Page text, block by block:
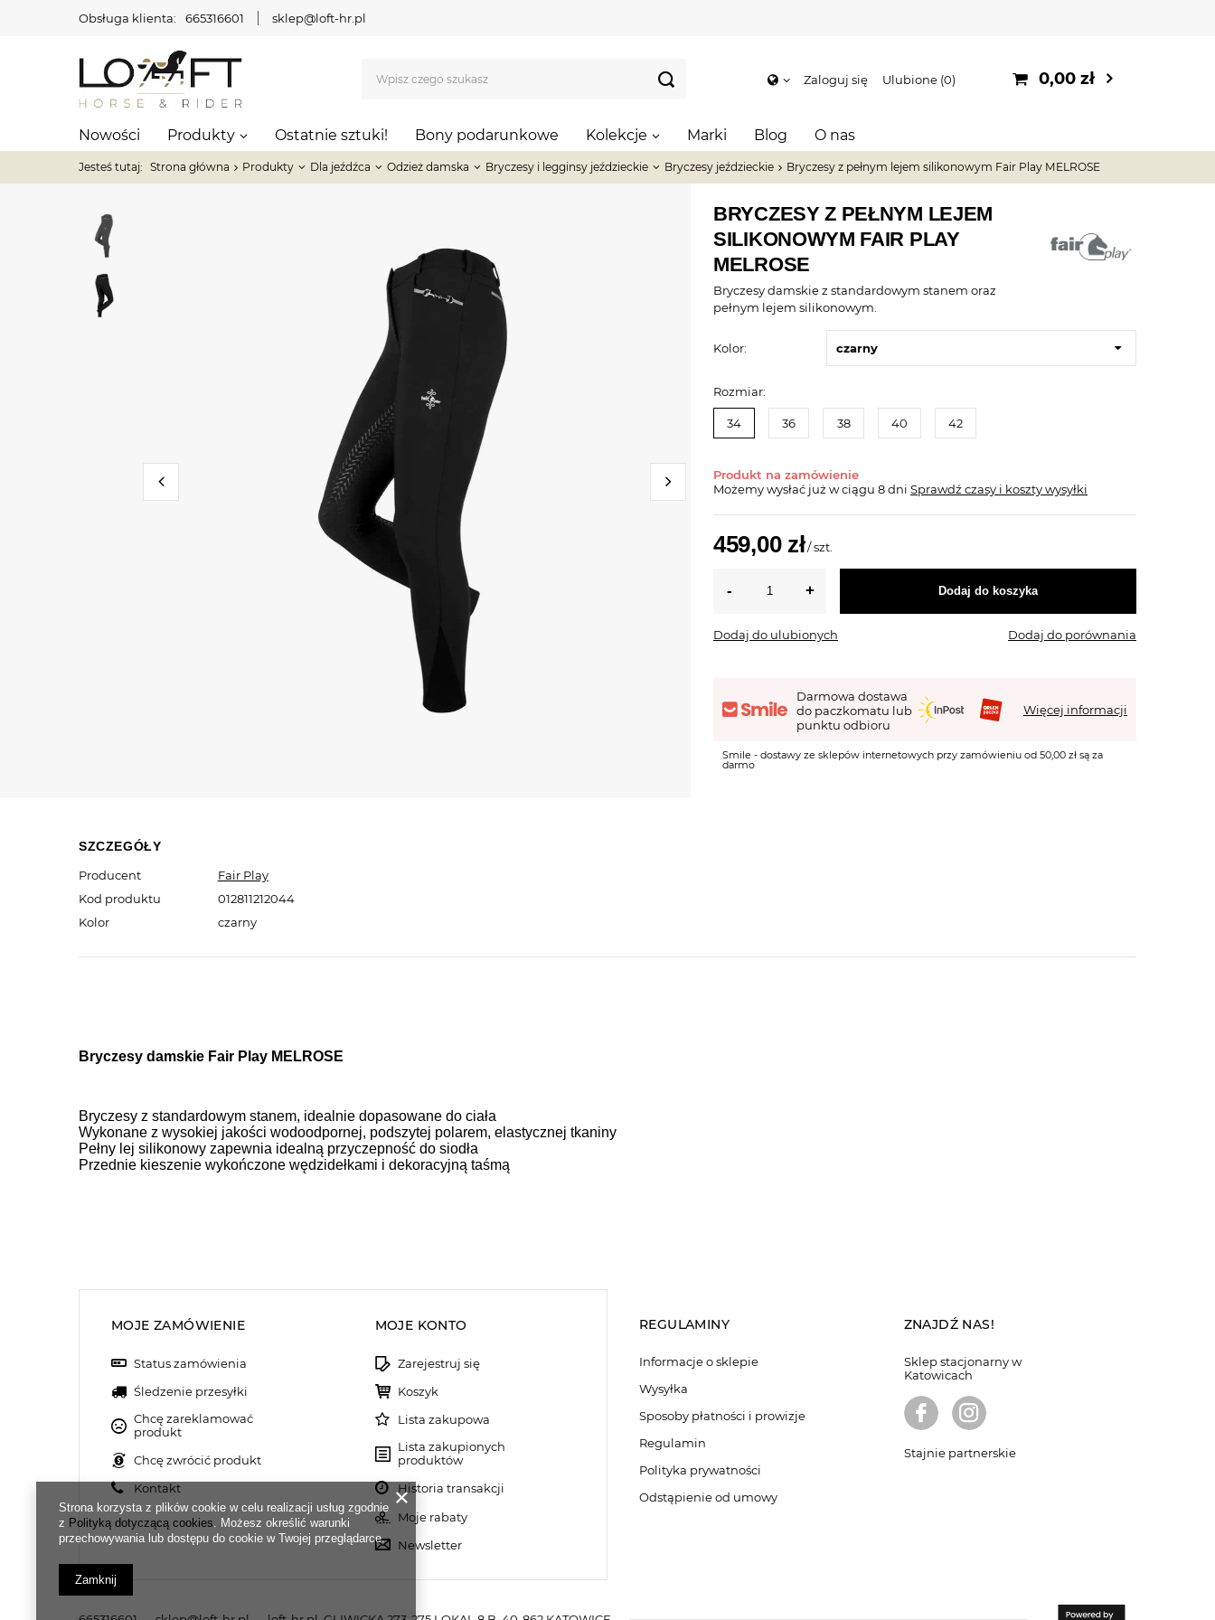
Obsługa klienta: 665316601 sklep@loft-hr.pl
Zaloguj się Ulubione 0 0,00 zł
Nowości Produkty Ostatnie sztuki! Bony podarunkowe Kolekcje Marki Blog O nas
Jesteś tutaj: Strona główna Produkty Dla jeźdźca Odzież damska Bryczesy i legginsy jeździeckie Bryczesy jeździeckie Bryczesy z pełnym lejem silikonowym Fair Play MELROSE
BRYCZESY Z PEŁNYM LEJEM
SILIKONOWYM FAIR PLAY
MELROSE
Bryczesy damskie z standardowym stanem oraz
pełnym lejem silikonowym.
Kolor: czarny
Rozmiar:
34 36 38 40 42
Produkt na zamówienie
Możemy wysłać już w ciągu 8 dni Sprawdź czasy i koszty wysyłki
459,00 zł/szt.
Dodaj do koszyka
Dodaj do ulubionych Dodaj do porównania
Darmowa dostawa
do paczkomatu lub
punktu odbioru
Więcej informacji
Smile - dostawy ze sklepów internetowych przy zamówieniu od 50,00 zł są za
darmo
SZCZEGÓŁY
Producent
Fair Play
Kod produktu
012811212044
Kolor
czarny
Bryczesy damskie Fair Play MELROSE
Bryczesy z standardowym stanem, idealnie dopasowane do ciała
Wykonane z wysokiej jakości wodoodpornej, podszytej polarem, elastycznej tkaniny
Pełny lej silikonowy zapewnia idealną przyczepność do siodła
Przednie kieszenie wykończone wędzidełkami i dekoracyjną taśmą
MOJE ZAMÓWIENIE
Status zamówienia
Śledzenie przesyłki
Chcę zareklamować
produkt
Chcę zwrócić produkt
Kontakt
MOJE KONTO
Zarejestruj się
Koszyk
Lista zakupowa
Lista zakupionych
produktów
Historia transakcji
Moje rabaty
Newsletter
REGULAMINY
Informacje o sklepie
Wysyłka
Sposoby płatności i prowizje
Regulamin
Polityka prywatności
Odstąpienie od umowy
ZNAJDŹ NAS!
Sklep stacjonarny w
Katowicach
Stajnie partnerskie
Strona korzysta z plików cookie w celu realizacji usług zgodnie
z Polityką dotyczącą cookies. Możesz określić warunki
przechowywania lub dostępu do cookie w Twojej przeglądarce.
Zamknij